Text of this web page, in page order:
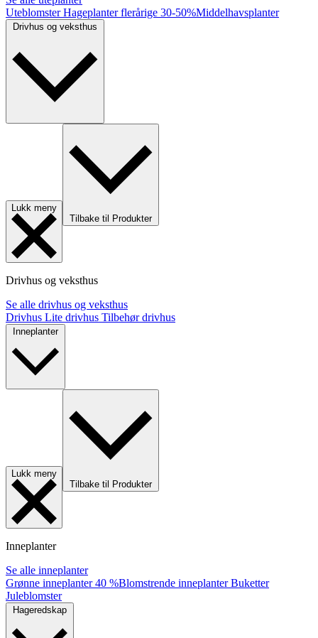
UteblomsterHageplanter flerårige 30-50%Middelhavsplanter
Lukk meny
Tilbake til Produkter
Drivhus og veksthus
Se alle drivhus og veksthus
Drivhus Lite drivhus Tilbehør drivhus
Inneplanter
Lukk meny
Tilbake til Produkter
Inneplanter
Se alle inneplanter
Grønne inneplanter40 %Blomstrende inneplanterBuketter
Juleblomster